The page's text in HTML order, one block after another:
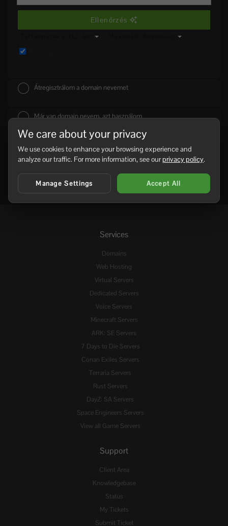
Ellenőrzés
Átregisztrálom a domain nevemet
Már van domain nevem, azt használom
Services
Domains
Web Hosting
Virtual Servers
Dedicated Servers
Voice Servers
Minecraft Servers
ARK: SE Servers
7 Days to Die Servers
Conan Exiles Servers
Terraria Servers
Rust Servers
DayZ: SA Servers
Space Engineers Servers
View all Game Servers
Support
Client Area
Knowledgebase
Status
My Tickets
Submit Ticket
We care about your privacy
We use cookies to enhance your browsing experience and
analyze our traffic. For more information, see ourprivacy policy.
Manage Settings Accept All